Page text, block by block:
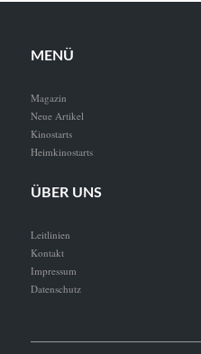
MENÜ
Magazin
Neue Artikel
Kinostarts
Heimkinostarts
ÜBER UNS
Leitlinien
Kontakt
Impressum
Datenschutz